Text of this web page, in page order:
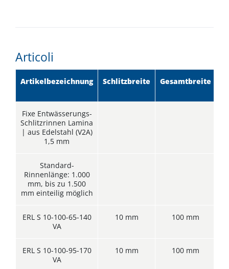
Articoli
Artikelbezeichnung Schlitzbreite Gesamtbreite
Fixe Entwässerungs-
Schlitzrinnen Lamina
| aus Edelstahl (V2A)
1,5 mm
Standard-
Rinnenlänge: 1.000
mm, bis zu 1.500
mm einteilig möglich
ERL S 10-100-65-140
VA
10 mm 100 mm
ERL S 10-100-95-170
VA
10 mm 100 mm